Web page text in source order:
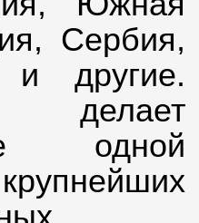
Сербия,
и другие.
одной